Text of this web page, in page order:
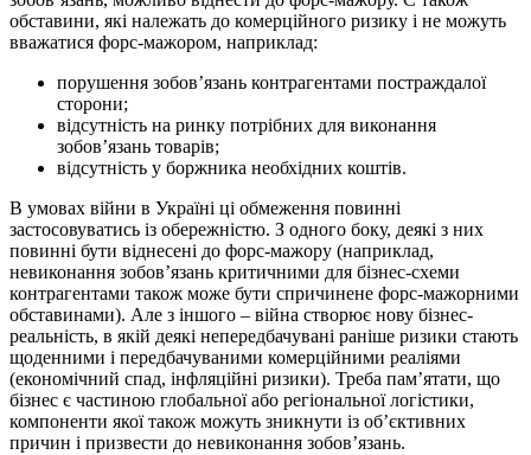
обставини, які належать до комерційного ризику і не можуть
вважатися форс-мажором, наприклад:
порушення зобов’язань контрагентами постраждалої
сторони;
відсутність на ринку потрібних для виконання
зобов’язань товарів;
відсутність у боржника необхідних коштів.
В умовах війни в Україні ці обмеження повинні
застосовуватись із обережністю. З одного боку, деякі з них
повинні бути віднесені до форс-мажору (наприклад,
невиконання зобов’язань критичними для бізнес-схеми
контрагентами також може бути спричинене форс-мажорними
обставинами). Але з іншого – війна створює нову бізнес-
реальність, в якій деякі непередбачувані раніше ризики стають
щоденними і передбачуваними комерційними реаліями
(економічний спад, інфляційні ризики). Треба пам’ятати, що
бізнес є частиною глобальної або регіональної логістики,
компоненти якої також можуть зникнути із об’єктивних
причин і призвести до невиконання зобов’язань.